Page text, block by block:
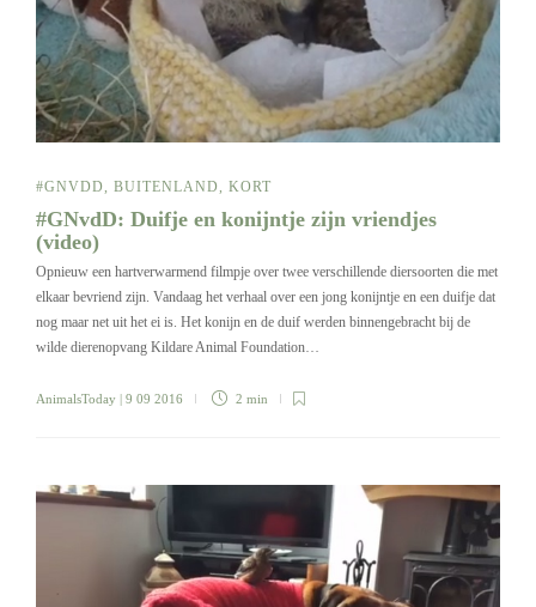
#GNVDD BUITENLAND KORT
#GNvdD: Duifje en konijntje zijn vriendjes
(video)
Opnieuw een hartverwarmend filmpje over twee verschillende diersoorten die met
elkaar bevriend zijn. Vandaag het verhaal over een jong konijntje en een duifje dat
nog maar net uit het ei is. Het konijn en de duif werden binnengebracht bij de
wilde dierenopvang Kildare Animal Foundation…
AnimalsToday | 9 09 2016 2 min